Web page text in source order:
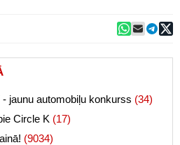
jaunu automobiļu konkurss (34)
Circle K (17)
(9034)